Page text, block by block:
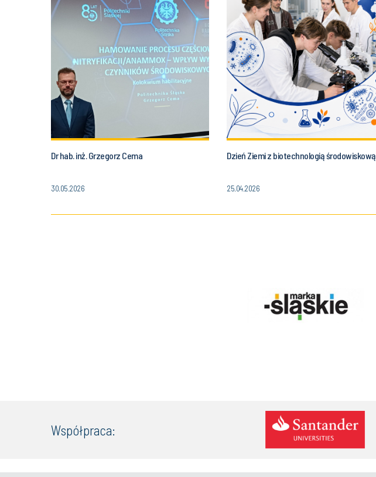
Dr hab. inż. Grzegorz Cema
30.05.2026
Dzień Ziemi z biotechnologią środowiskową
25.04.2026
Współpraca: